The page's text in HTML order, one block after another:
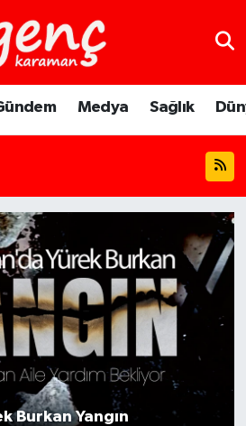
Medya Sağlık
Burkan Yangın